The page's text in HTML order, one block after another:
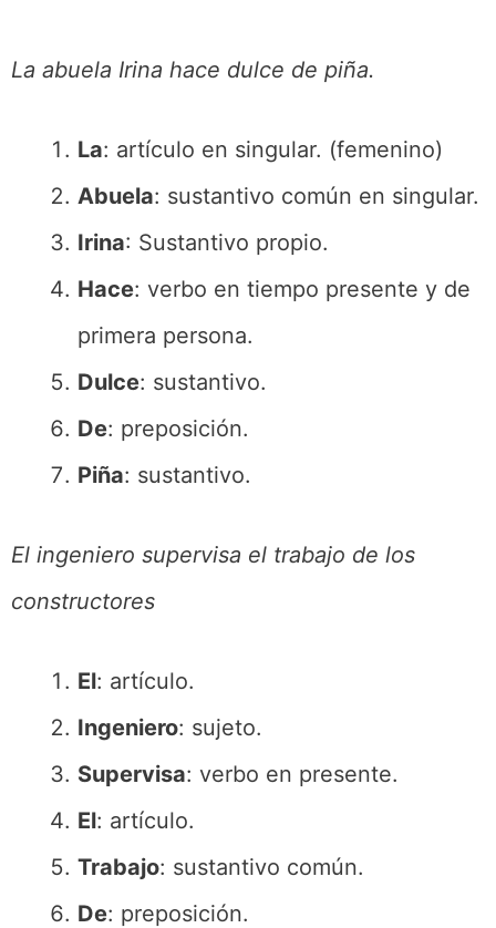
La abuela Irina hace dulce de piña.
La: artículo en singular. (femenino)
Abuela: sustantivo común en singular.
Irina: Sustantivo propio.
Hace: verbo en tiempo presente y de
primera persona.
Dulce: sustantivo.
De: preposición.
Piña: sustantivo.
El ingeniero supervisa el trabajo de los
constructores
El: artículo.
Ingeniero: sujeto.
Supervisa: verbo en presente.
El: artículo.
Trabajo: sustantivo común.
De: preposición.